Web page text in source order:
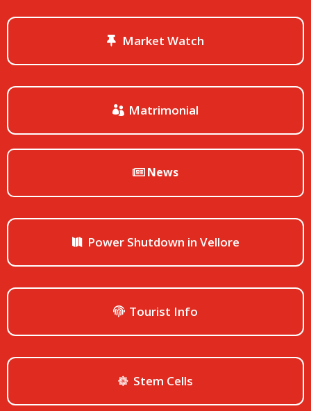
Market Watch
Matrimonial
News
Power Shutdown in Vellore
Tourist Info
Stem Cells